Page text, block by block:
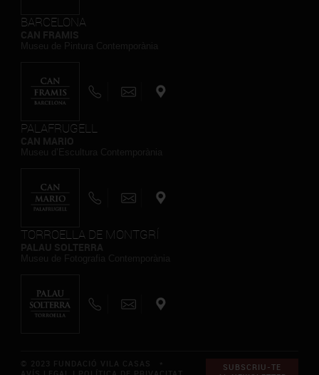
BARCELONA
PALAFRUGELL
TORROELLA DE MONTGRÍ
SUBSCRIU-TE